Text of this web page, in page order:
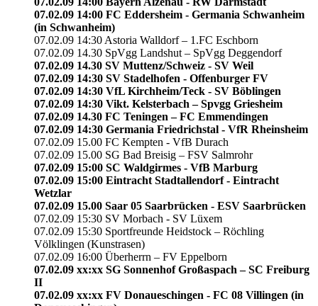
07.02.09 14:00 FC Eddersheim - Germania Schwanheim
(in Schwanheim)
07.02.09 14:30 Astoria Walldorf – 1.FC Eschborn
07.02.09 14.30 SpVgg Landshut – SpVgg Deggendorf
07.02.09 14.30 SV Muttenz/Schweiz - SV Weil
07.02.09 14:30 SV Stadelhofen - Offenburger FV
07.02.09 14:30 VfL Kirchheim/Teck - SV Böblingen
07.02.09 14:30 Vikt. Kelsterbach – Spvgg Griesheim
07.02.09 14.30 FC Teningen – FC Emmendingen
07.02.09 14:30 Germania Friedrichstal - VfR Rheinsheim
07.02.09 15.00 FC Kempten - VfB Durach
07.02.09 15.00 SG Bad Breisig – FSV Salmrohr
07.02.09 15:00 SC Waldgirmes - VfB Marburg
07.02.09 15:00 Eintracht Stadtallendorf - Eintracht
Wetzlar
07.02.09 15.00 Saar 05 Saarbrücken - ESV Saarbrücken
07.02.09 15:30 SV Morbach - SV Lüxem
07.02.09 15:30 Sportfreunde Heidstock – Röchling
Völklingen (Kunstrasen)
07.02.09 16:00 Überherrn – FV Eppelborn
07.02.09 xx:xx SG Sonnenhof Großaspach – SC Freiburg
II
07.02.09 xx:xx FV Donaueschingen - FC 08 Villingen (in